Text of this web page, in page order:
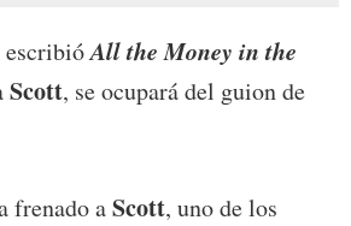
escribióAll the Money in the
Scott, se ocupará del guion de
frenado aScott, uno de los